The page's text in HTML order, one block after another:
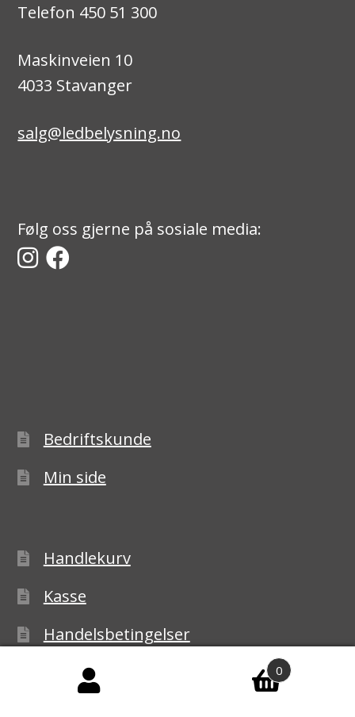
Telefon 450 51 300
Maskinveien 10
4033 Stavanger
salg@ledbelysning.no
Følg oss gjerne på sosiale media:
Bedriftskunde
Min side
Handlekurv
Kasse
Handelsbetingelser
Personvernerklæring
0